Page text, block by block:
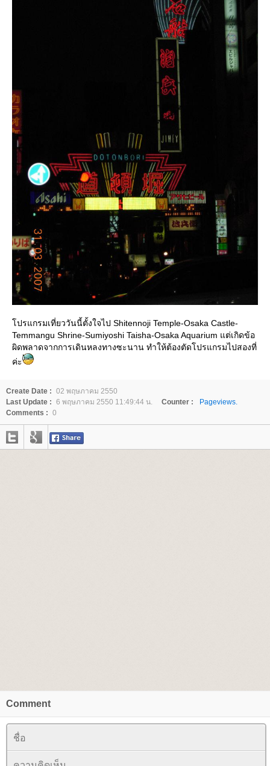
ปรแกรมเที่ยววันนี้ตั้งใจไป Shitennoji Temple-Osaka Castle-
Temmangu Shrine-Sumiyoshi Taisha-Osaka Aquarium แต่เกิดข้อ
ผิดพลาดจากการเดินหลงทางซะนาน ทำให้ต้องตัดโปรแกรมไปสองที่
ค่ะ
Create Date : 02 พฤษภาคม 2550
Last Update : 6 พฤษภาคม 2550 11:49:44 น. Counter :
Pageviews.
Comments : 0
Comment